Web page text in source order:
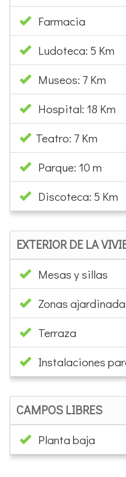
Farmacia
Ludoteca: 5 Km
Museos: 7 Km
Hospital: 18 Km
Teatro: 7 Km
Parque: 10 m
Discoteca: 5 Km
EXTERIOR DE LA
Mesas y sillas
Zonas
Terraza
Instalaciones
CAMPOS LIBRES
Planta baja